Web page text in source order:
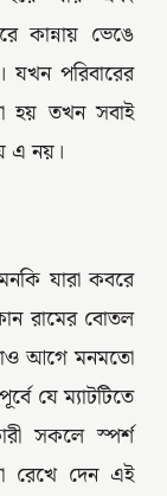
কান্নায় ভেঙে
যখন পরিবারের
হয় তখন সবাই
এ নয়।
যারা কবরে
রামের বোতল
আগে মনমতো
যে ম্যাটটিতে
সকলে স্পর্শ
রেখে দেন এই